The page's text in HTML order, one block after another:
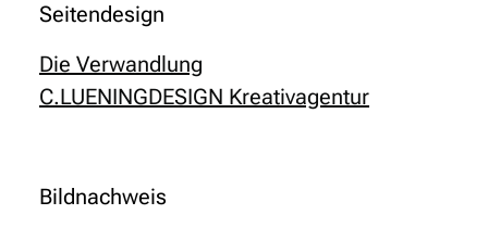
Seitendesign
Die Verwandlung
C.LUENINGDESIGN Kreativagentur
Bildnachweis